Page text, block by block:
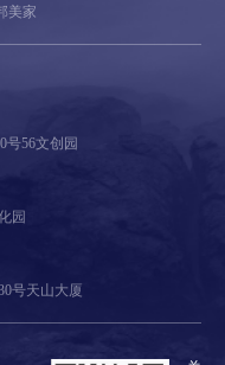
美家
号56文创园
园
号天山大厦